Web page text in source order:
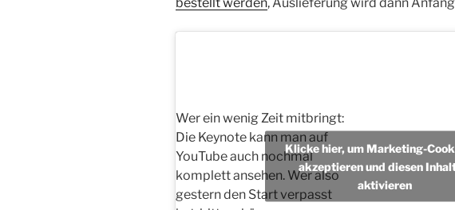
Wer ein wenig Zeit mitbringt:
Die Keynote kann man auf
YouTube auch nochmal
komplett ansehen. Wer also
gestern den Start verpasst
Klicke hier, um Marketing-
akzeptieren und diesen
aktivieren